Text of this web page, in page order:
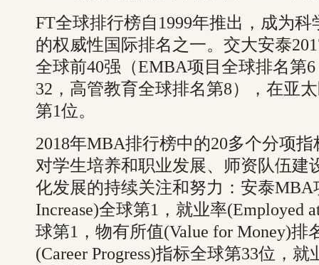
FT全球排行榜自1999年推出，成为
的权威性国际排名之一。交大安泰
全球前40强（EMBA项目全球排名第
32，高管教育全球排名第8），在亚
第1位。
2018年MBA排行榜中的20多个分项
对学生培养和职业发展、师资队伍建
化发展的持续关注和努力：安泰MBA
Increase)全球第1，就业率(Employed
球第1，物有所值(Value for Money)排
(Career Progress)指标全球第33位，就